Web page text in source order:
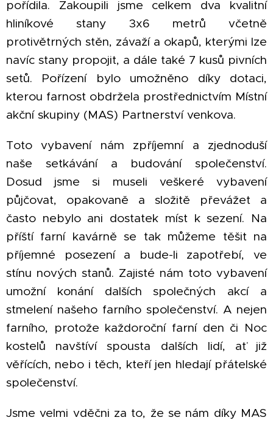
pořídila. Zakoupili jsme celkem dva kvalitní
hliníkové stany 3x6 metrů včetně
protivětrných stěn, závaží a okapů, kterými lze
navíc stany propojit, a dále také 7 kusů pivních
setů. Pořízení bylo umožněno díky dotaci,
kterou farnost obdržela prostřednictvím Místní
akční skupiny (MAS) Partnerství venkova.
Toto vybavení nám zpříjemní a zjednoduší
naše setkávání a budování společenství.
Dosud jsme si museli veškeré vybavení
půjčovat, opakovaně a složitě převážet a
často nebylo ani dostatek míst k sezení. Na
příští farní kavárně se tak můžeme těšit na
příjemné posezení a bude-li zapotřebí, ve
stínu nových stanů. Zajisté nám toto vybavení
umožní konání dalších společných akcí a
stmelení našeho farního společenství. A nejen
farního, protože každoroční farní den či Noc
kostelů navštíví spousta dalších lidí, ať již
věřících, nebo i těch, kteří jen hledají přátelské
společenství.
Jsme velmi vděčni za to, že se nám díky MAS